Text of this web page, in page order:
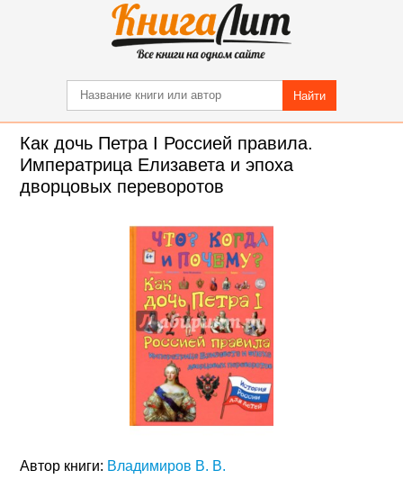
Найти
Как дочь Петра I Россией правила.
Императрица Елизавета и эпоха
дворцовых переворотов
Автор книги: Владимиров В. В.